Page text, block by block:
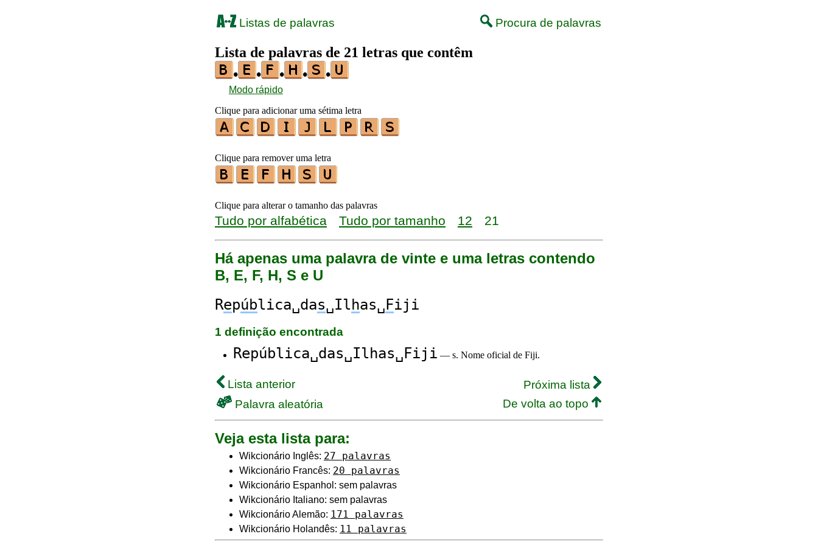
Listas de palavras Procura de palavras
Lista de palavras de 21 letras que contêm
•
• • • •
Modo rápido
Clique para adicionar uma sétima letra
Clique para remover uma letra
Clique para alterar o tamanho das palavras
Tudo por alfabética Tudo por tamanho 12 21
Há apenas uma palavra de vinte e uma letras contendo
B, E, F, H, S e U
República␣das␣Ilhas␣ Fiji
1 definição encontrada
República␣das␣Ilhas␣Fiji — s. Nome oficial de Fiji.
Lista anterior
Próxima lista
Palavra aleatória
De volta ao topo
Veja esta lista para:
Wikcionário Inglês: 27 palavras
Wikcionário Francês: 20 palavras
Wikcionário Espanhol: sem palavras
Wikcionário Italiano: sem palavras
Wikcionário Alemão: 171 palavras
Wikcionário Holandês: 11 palavras